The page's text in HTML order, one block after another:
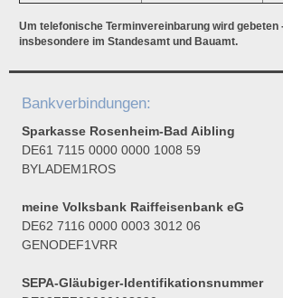
Um telefonische Terminvereinbarung wird gebeten
insbesondere im Standesamt und Bauamt.
Bankverbindungen:
Sparkasse Rosenheim-Bad Aibling
DE61 7115 0000 0000 1008 59
BYLADEM1ROS
meine Volksbank Raiffeisenbank eG
DE62 7116 0000 0003 3012 06
GENODEF1VRR
SEPA-Gläubiger-Identifikationsnummer